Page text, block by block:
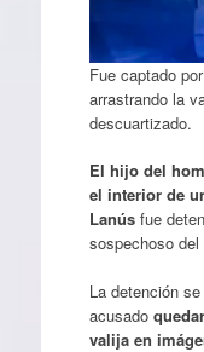
Fue captado
arrastrando la
descuartizado.
El hijo del
el interior de
Lanúsfue
sospechoso del
La detención
acusado
valija en